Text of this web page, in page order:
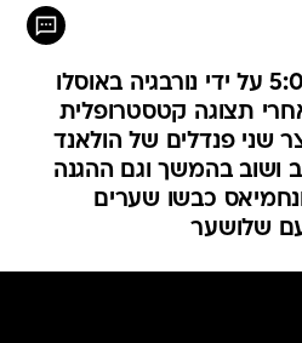
נבחרת ישראל הובסה 5:0 על ידי נורבגיה באוסלו
תצוגה קטסטרופלית
שני פנדלים של הולאנד
ושוב בהמשך וגם ההגנה
כבשו שערים
עם שלושער